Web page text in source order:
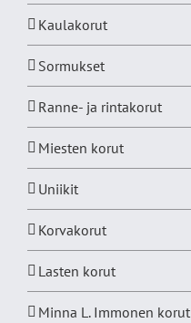
Kaulakorut
Sormukset
Ranne- ja rintakorut
Miesten korut
Uniikit
Korvakorut
Lasten korut
Minna L. Immonen korut